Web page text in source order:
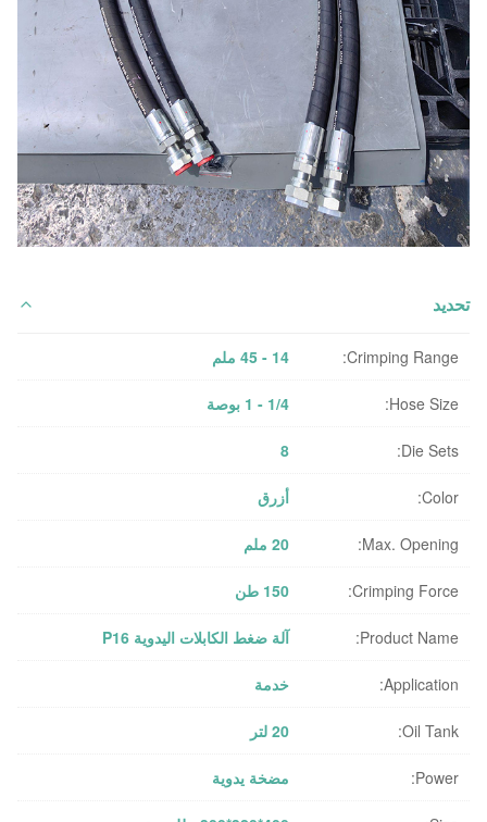
تحديد
Crimping Range: 14 - 45 ملم
Hose Size: 1/4 - 1 بوصة
Die Sets:
8
Color: أزرق
Max. Opening: 20 ملم
Crimping Force: 150 طن
Product Name: آلة ضغط الكابلات اليدوية P16
Application: خدمة
Oil Tank: 20 لتر
Power: مضخة يدوية